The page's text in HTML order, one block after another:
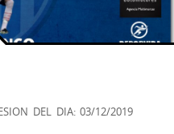
DEL DIA: 03/12/2019